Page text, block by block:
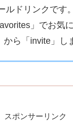
ルドリンクです。
」でお気
から「invite」し
スポンサーリンク